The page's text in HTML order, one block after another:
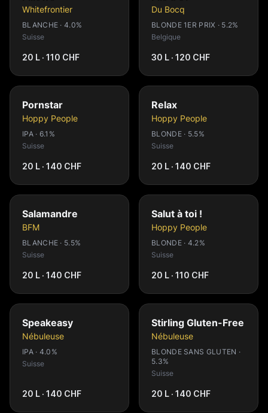
Whitefrontier
BLANCHE · 4.0%
Suisse
20 L · 110 CHF
Du Bocq
BLONDE 1ER PRIX · 5.2%
Belgique
30 L · 120 CHF
Pornstar
Hoppy People
IPA · 6.1%
Suisse
20 L · 140 CHF
Relax
Hoppy People
BLONDE · 5.5%
Suisse
20 L · 140 CHF
Salamandre
BFM
BLANCHE · 5.5%
Suisse
20 L · 140 CHF
Salut à toi !
Hoppy People
BLONDE · 4.2%
Suisse
20 L · 110 CHF
Speakeasy
Nébuleuse
IPA · 4.0%
Suisse
20 L · 140 CHF
Stirling Gluten-Free
Nébuleuse
BLONDE SANS GLUTEN ·
5.3%
Suisse
20 L · 140 CHF